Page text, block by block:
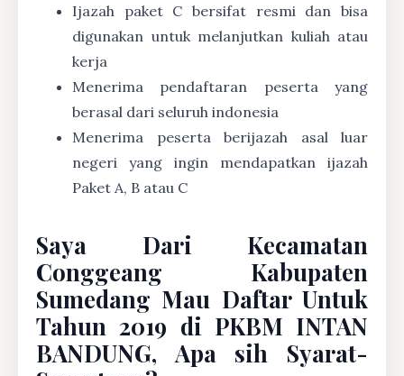
Ijazah paket C bersifat resmi dan bisa
digunakan untuk melanjutkan kuliah atau
kerja
Menerima pendaftaran peserta yang
berasal dari seluruh indonesia
Menerima peserta berijazah asal luar
negeri yang ingin mendapatkan ijazah
Paket A, B atau C
Saya Dari Kecamatan
Conggeang Kabupaten
Sumedang Mau Daftar Untuk
Tahun 2019 di PKBM INTAN
BANDUNG, Apa sih Syarat-